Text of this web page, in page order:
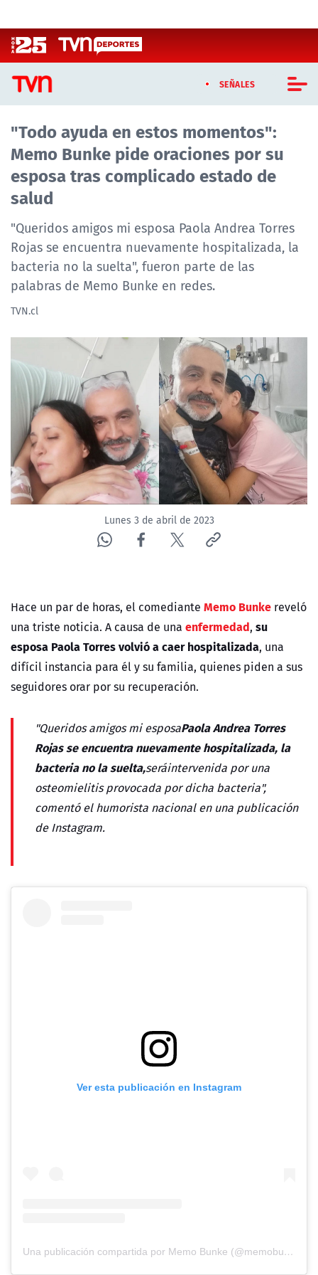
SEÑALES
CASTING MASTERCHEF CHILE
CASTING TVN VERTICAL
TVN VERTICAL
TVN PLAY
PROGRAMAS
NTV
ACTUALIDAD Y TENDENCIAS
CORPORATIVO Y TRANSPARENCIA
CANAL DE DENUNCIAS
ÁREA DE PROYECTOS
"Todo ayuda en estos momentos":
Memo Bunke pide oraciones por su
esposa tras complicado estado de
salud
"Queridos amigos mi esposa Paola Andrea Torres
Rojas se encuentra nuevamente hospitalizada, la
bacteria no la suelta", fueron parte de las
palabras de Memo Bunke en redes.
TVN.cl
Lunes 3 de abril de 2023
Hace un par de horas, el comediante Memo Bunke reveló
una triste noticia. A causa de una enfermedad, su
esposa Paola Torres volvió a caer hospitalizada, una
difícil instancia para él y su familia, quienes piden a sus
seguidores orar por su recuperación.
"Queridos amigos mi esposaPaola Andrea Torres
Rojas se encuentra nuevamente hospitalizada, la
bacteria no la suelta,seráintervenida por una
osteomielitis provocada por dicha bacteria",
comentó el humorista nacional en una publicación
de Instagram.
Ver esta publicación en Instagram
Una publicación compartida por Memo Bunke (@memobunke)